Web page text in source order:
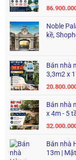
Noble
kề,
Bán nhà
3,3m2 x
Bán nhà
x 4m - 5
Bán nhà
13m |